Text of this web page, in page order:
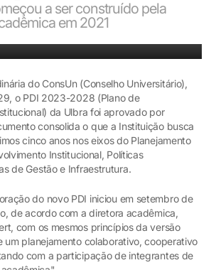
a ser construído pela
em 2021
do ConsUn (Conselho Universitário),
o PDI 2023-2028 (Plano de
da Ulbra foi aprovado por
consolida o que a Instituição busca
cinco anos nos eixos do Planejamento
Institucional, Políticas
de Gestão e Infraestrutura.
do novo PDI iniciou em setembro de
de acordo com a diretora acadêmica,
com os mesmos princípios da versão
um planejamento colaborativo, cooperativo
com a participação de integrantes de